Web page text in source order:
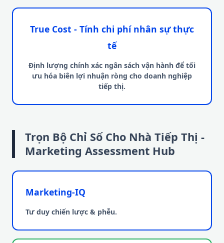
True Cost - Tính chi phí nhân sự thực
tế
Định lượng chính xác ngân sách vận hành để tối
ưu hóa biên lợi nhuận ròng cho doanh nghiệp
tiếp thị.
Trọn Bộ Chỉ Số Cho Nhà Tiếp Thị -
Marketing Assessment Hub
Marketing-IQ
Tư duy chiến lược & phễu.